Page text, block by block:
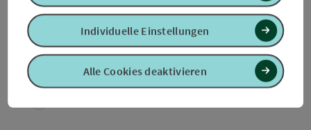
In der Nähe
Alle Cookies deaktivieren
Individuelle Einstellungen